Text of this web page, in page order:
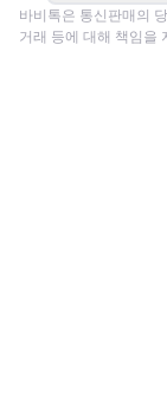
바비톡은 통신판매의
거래 등에 대해 책임을